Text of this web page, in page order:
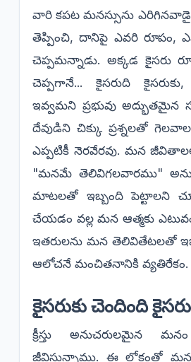
వారి కపట మనస్సును
తెప్పించి, దానిపై ఎవరి రూపం,
చెప్పమన్నాడు. అక్కడ కైసరు
చెప్పగానే... కైసరుది
ఇవ్వమని ప్రభువు
దేవుడిని చిక్కు ప్రశ్నలతో
ఎప్పటికీ నెరవేరవు. మన
"మనమే తెలివిగలవారము"
మాటలతో ఇబ్బంది పెట్టాలని
చేయడం వల్ల మన ఆత్మకు
ఇతరులను మన తెలివితేటలతో
ఆలోచనే మంచితనానికి వ్యతిరేకం.
​కైసరుకు చెందింది
​క్రీస్తు అనుచరులమైన
జీవిస్తున్నాము. ఈ లోకంతో